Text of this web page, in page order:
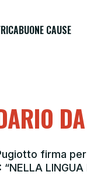
BUONE CAUSE
firma
LINGUA